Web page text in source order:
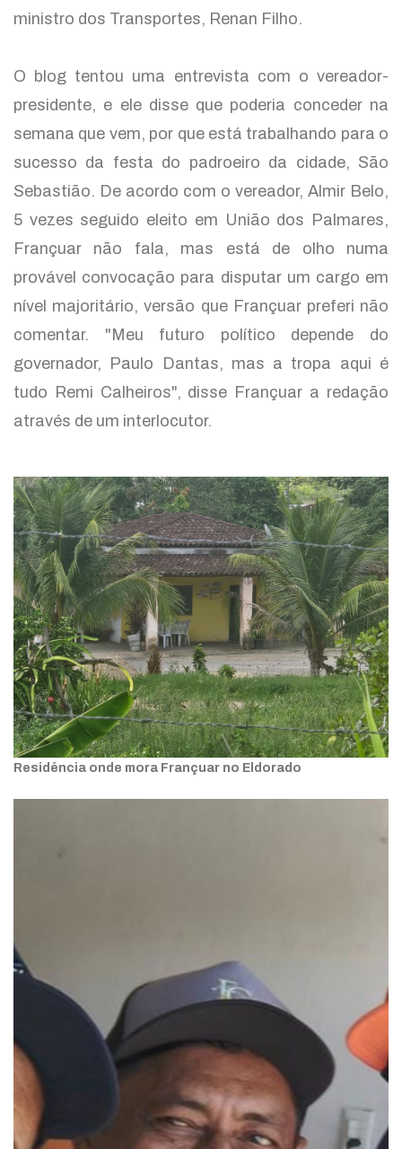
ministro dos Transportes, Renan Filho.
O blog tentou uma entrevista com o vereador-
presidente, e ele disse que poderia conceder na
semana que vem, por que está trabalhando para o
sucesso da festa do padroeiro da cidade, São
Sebastião. De acordo com o vereador, Almir Belo,
5 vezes seguido eleito em União dos Palmares,
Françuar não fala, mas está de olho numa
provável convocação para disputar um cargo em
nível majoritário, versão que Françuar preferi não
comentar. "Meu futuro político depende do
governador, Paulo Dantas, mas a tropa aqui é
tudo Remi Calheiros", disse Françuar a redação
através de um interlocutor.
Residência onde mora Françuar no Eldorado